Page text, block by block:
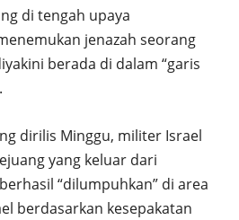
di tengah upaya
jenazah seorang
berada di dalam “garis
dirilis Minggu, militer Israel
yang keluar dari
“dilumpuhkan” di area
berdasarkan kesepakatan